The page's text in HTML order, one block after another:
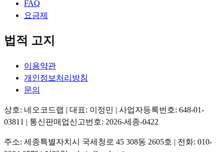
FAQ
요금제
법적 고지
이용약관
개인정보처리방침
문의
상호: 네오코드랩 | 대표: 이정민 | 사업자등록번호: 648-01-
03811 | 통신판매업신고번호: 2026-세종-0422
주소: 세종특별자치시 국세청로 45 308동 2605호 | 전화: 010-